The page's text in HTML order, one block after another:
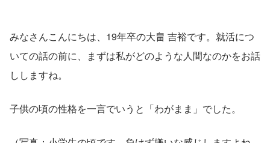
みなさんこんにちは、19年卒の大畠 吉裕です。就活につ
いての話の前に、まずは私がどのような人間なのかをお話
ししますね。
子供の頃の性格を一言でいうと「わがまま」でした。